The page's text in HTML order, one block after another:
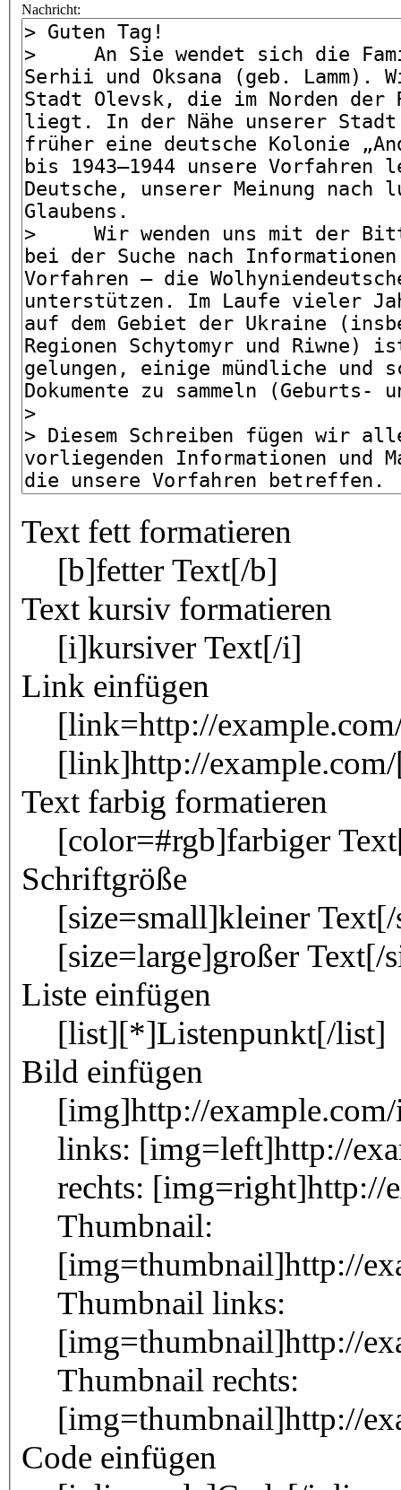
Nachricht:
Text fett formatieren
[b]fetter Text[/b]
Text kursiv formatieren
[i]kursiver Text[/i]
Link einfügen
[link=http://
[link]http://
Text farbig formatieren
[color=#rgb]farbiger
Schriftgröße
[size=small]kleiner
[size=large]großer Text[/
Liste einfügen
[list][*]Listenpunkt[/list]
Bild einfügen
[img]http://
links: [img=left]http://
rechts: [img=right]http://
Thumbnail:
[img=thumbnail]http://
Thumbnail links:
[img=thumbnail]http://
Thumbnail rechts:
[img=thumbnail]http://
Code einfügen